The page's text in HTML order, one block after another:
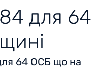
для
64 ОСБ що на